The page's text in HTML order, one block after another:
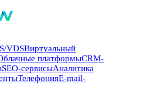
VDSВиртуальный
платформыCRM-
SEO-сервисыАналитика
ТелефонияE-mail-